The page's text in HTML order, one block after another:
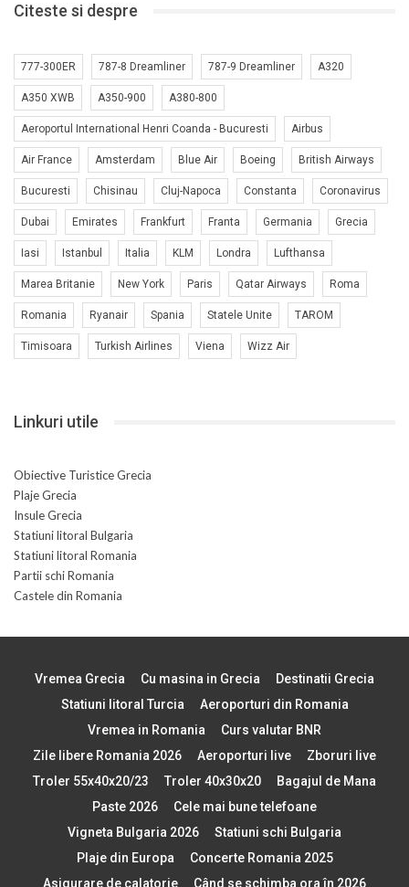
Citeste si despre
777-300ER 787-8 Dreamliner 787-9 Dreamliner A320
A350 XWB A350-900 A380-800
Aeroportul International Henri Coanda - Bucuresti Airbus
Air France Amsterdam Blue Air Boeing British Airways
Bucuresti Chisinau Cluj-Napoca Constanta Coronavirus
Dubai Emirates Frankfurt Franta Germania Grecia
Iasi Istanbul Italia KLM Londra Lufthansa
Marea Britanie New York Paris Qatar Airways Roma
Romania Ryanair Spania Statele Unite TAROM
Timisoara Turkish Airlines Viena Wizz Air
Linkuri utile
Obiective Turistice Grecia
Plaje Grecia
Insule Grecia
Statiuni litoral Bulgaria
Statiuni litoral Romania
Partii schi Romania
Castele din Romania
Vremea Grecia Cu masina in Grecia
Destinatii Grecia
Statiuni litoral Turcia
Aeroporturi din Romania
Vremea in Romania
Curs valutar BNR
Zile libere Romania 2026
Aeroporturi live
Zboruri live
Troler 55x40x20/23
Troler 40x30x20
Bagajul de Mana
Paste 2026
Cele mai bune telefoane
Vigneta Bulgaria 2026
Statiuni schi Bulgaria
Plaje din Europa
Concerte Romania 2025
Asigurare de calatorie
Când se schimba ora în 2026